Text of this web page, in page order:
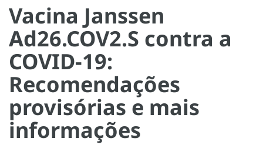
Vacina Janssen
Ad26.COV2.S contra a
COVID-19:
Recomendações
provisórias e mais
informações